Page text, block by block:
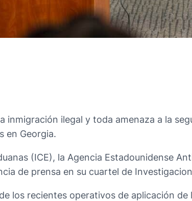
ilegal y toda amenaza a la
en Georgia.
(ICE), la Agencia Estadounidense
de prensa en su cuartel de
los recientes operativos de aplicación de